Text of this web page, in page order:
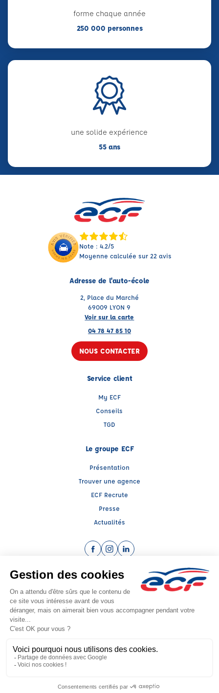
forme chaque année
250 000 personnes
une solide expérience
55 ans
Note : 4.2/5
Moyenne calculée sur 22 avis
Adresse de l'auto-école
2, Place du Marché
69009 LYON 9
Voir sur la carte
04 78 47 85 10
NOUS CONTACTER
Service client
My ECF
Conseils
TGD
Le groupe ECF
Présentation
Trouver une agence
ECF Recrute
Presse
Actualités
Facebook (nouvelle fenêtre)
Instagram (nouvelle fenêtre)
LinkedIn (nouvelle fenêtre)
Raison sociale : CENTRE EDUCATION SECURITE ROUTIERE 69 - Capital social:
SIREN: 312272818 - Numéro de TVA intracommunautaire: FR 32 312272818
Agrément n°E0206909700
Siège social : 55, Bd des Droits de l'Homme , VAULX EN VELIN (69120) -